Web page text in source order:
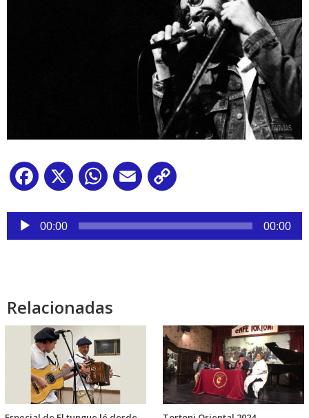
Facebook
X WhatsApp
Email
Reproductor
audio
00:00 00:00
Relacionadas